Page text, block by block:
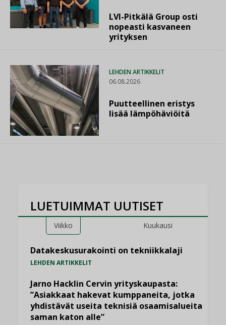
LVI-Pitkälä Group osti
nopeasti kasvaneen
yrityksen
LEHDEN ARTIKKELIT
06.08.2026
Puutteellinen eristys
lisää lämpöhäviöitä
LUETUIMMAT UUTISET
Viikko Kuukausi
Datakeskusurakointi on tekniikkalaji
LEHDEN ARTIKKELIT
Jarno Hacklin Cervin yrityskaupasta:
”Asiakkaat hakevat kumppaneita, jotka
yhdistävät useita teknisiä osaamisalueita
saman katon alle”